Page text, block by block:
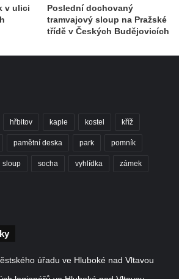
v ZOO Dresden
Dresden
Vltavy Vraňany
1989 v Hrobčicích
v ulici
Poslední dochovaný
tramvajový sloup na Pražské
třídě v Českých Budějovicích
hřbitov kaple kostel kříž
pamětní deska park pomník
sloup socha vyhlídka zámek
úřadu ve Hluboké nad Vltavou